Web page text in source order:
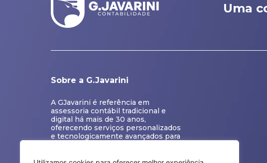
Uma
Sobre a G.Javarini
A GJavarini é referência em
assessoria contábil tradicional e
digital há mais de 30 anos,
oferecendo serviços personalizados
e tecnologicamente avançados para